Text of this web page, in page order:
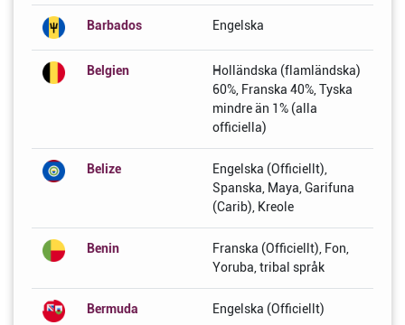
Barbados Engelska
Belgien
Holländska (flamländska)
60%, Franska 40%, Tyska
mindre än 1% (alla
officiella)
Belize
Engelska (Officiellt),
Spanska, Maya, Garifuna
(Carib), Kreole
Benin
Franska (Officiellt), Fon,
Yoruba, tribal språk
Bermuda Engelska (Officiellt)